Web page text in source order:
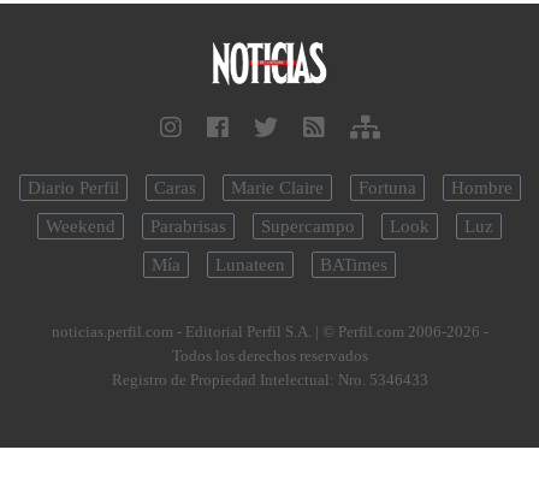
Diario Perfil Caras Marie Claire Fortuna
Hombre
Weekend
Parabrisas Supercampo Look
Luz
Mía
Lunateen BATimes
noticias.perfil.com - Editorial Perfil S.A. | © Perfil.com 2006-2026 -
Todos los derechos reservados
Registro de Propiedad Intelectual: Nro. 5346433